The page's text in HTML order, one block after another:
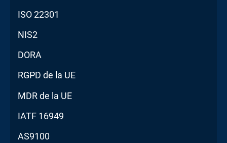
ISO 22301
NIS2
DORA
RGPD de la UE
MDR de la UE
IATF 16949
AS9100